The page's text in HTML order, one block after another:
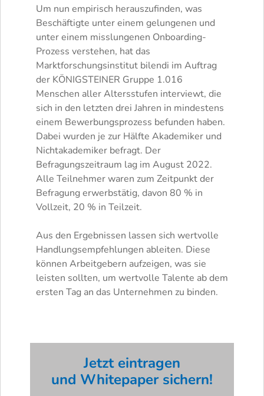
Um nun empirisch herauszufinden, was
Beschäftigte unter einem gelungenen und
unter einem misslungenen Onboarding-
Prozess verstehen, hat das
Marktforschungsinstitut bilendi im Auftrag
der KÖNIGSTEINER Gruppe 1.016
Menschen aller Altersstufen interviewt, die
sich in den letzten drei Jahren in mindestens
einem Bewerbungsprozess befunden haben.
Dabei wurden je zur Hälfte Akademiker und
Nichtakademiker befragt. Der
Befragungszeitraum lag im August 2022.
Alle Teilnehmer waren zum Zeitpunkt der
Befragung erwerbstätig, davon 80 % in
Vollzeit, 20 % in Teilzeit.
Aus den Ergebnissen lassen sich wertvolle
Handlungsempfehlungen ableiten. Diese
können Arbeitgebern aufzeigen, was sie
leisten sollten, um wertvolle Talente ab dem
ersten Tag an das Unternehmen zu binden.
Jetzt eintragen
und Whitepaper sichern!